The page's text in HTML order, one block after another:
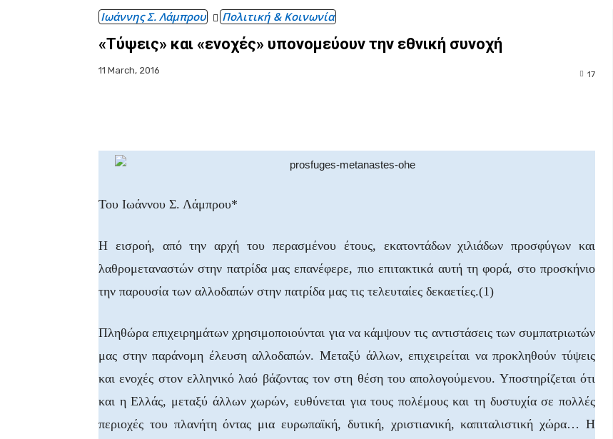
Ιωάννης Σ. Λάμπρου Πολιτική & Κοινωνία
«Τύψεις» και «ενοχές» υπονομεύουν την εθνική συνοχή
11 March, 2016 17
Του Ιωάννου Σ. Λάμπρου*
Η εισροή, από την αρχή του περασμένου έτους, εκατοντάδων χιλιάδων προσφύγων και
λαθρομεταναστών στην πατρίδα μας επανέφερε, πιο επιτακτικά αυτή τη φορά, στο προσκήνιο
την παρουσία των αλλοδαπών στην πατρίδα μας τις τελευταίες δεκαετίες.(1)
Πληθώρα επιχειρημάτων χρησιμοποιούνται για να κάμψουν τις αντιστάσεις των συμπατριωτών
μας στην παράνομη έλευση αλλοδαπών. Μεταξύ άλλων, επιχειρείται να προκληθούν τύψεις
και ενοχές στον ελληνικό λαό βάζοντας τον στη θέση του απολογούμενου. Υποστηρίζεται ότι
και η Ελλάς, μεταξύ άλλων χωρών, ευθύνεται για τους πολέμους και τη δυστυχία σε πολλές
περιοχές του πλανήτη όντας μια ευρωπαϊκή, δυτική, χριστιανική, καπιταλιστική χώρα… Η